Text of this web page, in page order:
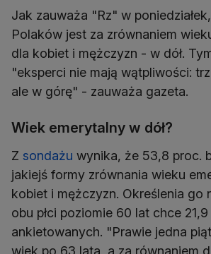
Jak zauważa "Rz" w
Polaków jest za zrównaniem
dla kobiet i mężczyzn - w dół.
"eksperci nie mają wątpliwości:
ale w górę" - zauważa gazeta.
Wiek emerytalny w dół?
Z sondażu wynika, że 53,8 proc.
jakiejś formy zrównania wieku
kobiet i mężczyzn. Określenia go
obu płci poziomie 60 lat chce
ankietowanych. "Prawie jedna
wiek po 63 lata, a za równaniem